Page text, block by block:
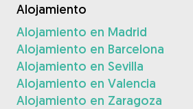
Alojamiento
Alojamiento en Madrid
Alojamiento en Barcelona
Alojamiento en Sevilla
Alojamiento en Valencia
Alojamiento en Zaragoza